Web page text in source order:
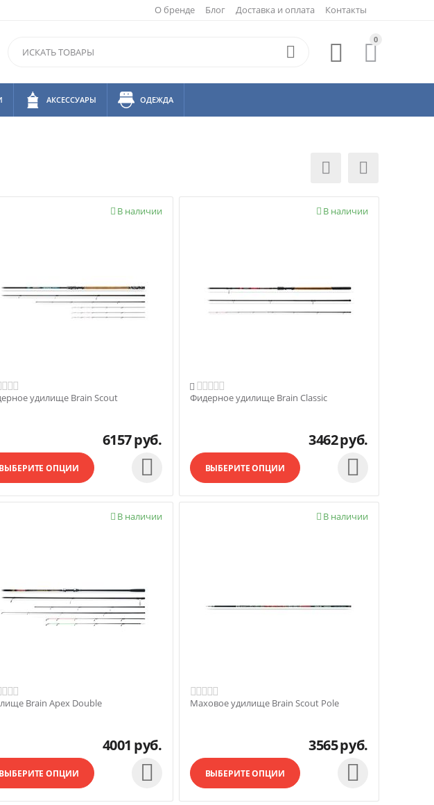
О бренде Блог Доставка и оплата Контакты
0



АКСЕССУАРЫ ОДЕЖДА
 
В наличии

удилище Brain Scout
6157руб.
ВЫБЕРИТЕ ОПЦИИ 
В наличии


Фидерное удилище Brain Classic
3462руб.
ВЫБЕРИТЕ ОПЦИИ 
В наличии

Brain Apex Double
4001 руб.
ВЫБЕРИТЕ ОПЦИИ 
В наличии

Маховое удилище Brain Scout Pole
3565руб.
ВЫБЕРИТЕ ОПЦИИ 